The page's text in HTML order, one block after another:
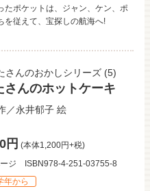
たポケットは、ジャン、ケン、ポ
を従えて、宝探しの航海へ!
さんのおかしシリーズ(5)
さんのホットケーキ
／永井郁子 絵
円 (本体1,200円+税)
ジ
ISBN978-4-251-03755-8
年から